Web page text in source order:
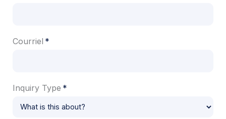
Courriel
Inquiry Type